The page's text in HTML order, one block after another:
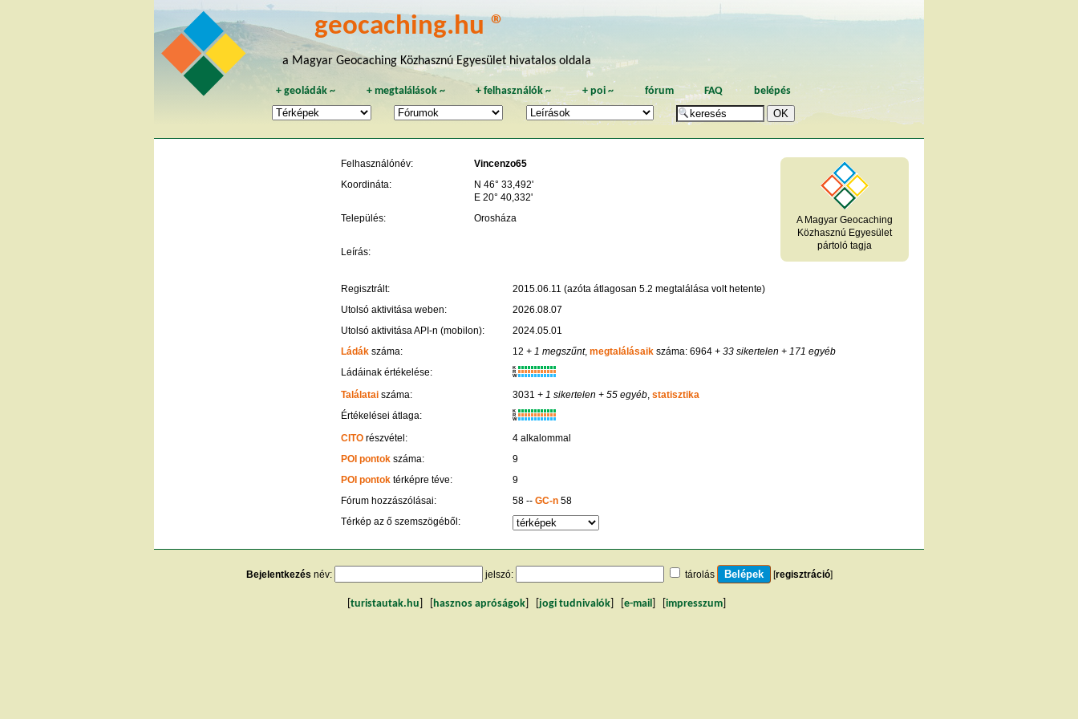
geocaching.hu ®
a Magyar Geocaching Közhasznú Egyesület hivatalos oldala
+geoládák ~ + megtalálások~ +felhasználók ~ + poi~ fórum FAQ belépés
A Magyar Geocaching
Közhasznú Egyesület
pártoló tagja
Felhasználónév:
Vincenzo65
Koordináta:
N 46° 33,492'
E 20° 40,332'
Település:
Orosháza
Leírás:
Regisztrált:
2015.06.11 (azóta átlagosan 5.2 megtalálása volt hetente)
Utolsó aktivitása weben:
2026.08.07
Utolsó aktivitása API-n (mobilon):
2024.05.01
Ládák száma: 12 + 1 megszűnt, megtalálásaikszáma: 6964+ 33 sikertelen + 171 egyéb
Ládáinak értékelése:
K
R
W
Találatai száma: 3031 + 1 sikertelen + 55 egyéb, statisztika
Értékelései átlaga:
K
R
W
CITO részvétel:
4 alkalommal
POI pontok száma:
9
POI pontok térképre téve:
9
Fórum hozzászólásai:
58 -- GC-n58
Térkép az ő szemszögéből:
Bejelentkezés név: jelszó: tárolás [regisztráció]
turistautak.hu hasznos apróságok jogi tudnivalók e-mail impresszum